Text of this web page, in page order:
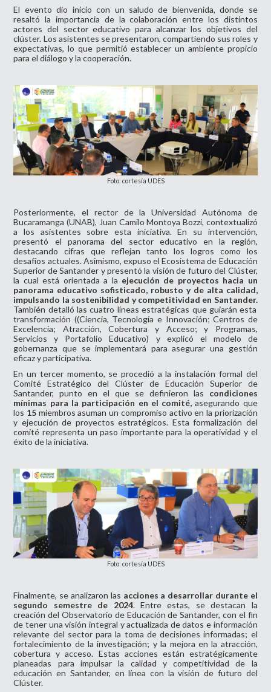
El evento dio inicio con un saludo de bienvenida, donde se
resaltó la importancia de la colaboración entre los distintos
actores del sector educativo para alcanzar los objetivos del
clúster. Los asistentes se presentaron, compartiendo sus roles y
expectativas, lo que permitió establecer un ambiente propicio
para el diálogo y la cooperación.
Foto: cortesía UDES
Posteriormente, el rector de la Universidad Autónoma de
Bucaramanga (UNAB), Juan Camilo Montoya Bozzi, contextualizó
a los asistentes sobre esta iniciativa. En su intervención,
presentó el panorama del sector educativo en la región,
destacando cifras que reflejan tanto los logros como los
desafíos actuales. Asimismo, expuso el Ecosistema de Educación
Superior de Santander y presentó la visión de futuro del Clúster,
la cual está orientada a la ejecución de proyectos hacia un
panorama educativo sofisticado, robusto y de alta calidad,
impulsando la sostenibilidad y competitividad en Santander.
También detalló las cuatro líneas estratégicas que guiarán esta
transformación ((Ciencia, Tecnología e Innovación; Centros de
Excelencia; Atracción, Cobertura y Acceso; y Programas,
Servicios y Portafolio Educativo) y explicó el modelo de
gobernanza que se implementará para asegurar una gestión
eficaz y participativa.
En un tercer momento, se procedió a la instalación formal del
Comité Estratégico del Clúster de Educación Superior de
Santander, punto en el que se definieron las condiciones
mínimas para la participación en el comité, asegurando que
los 15 miembros asuman un compromiso activo en la priorización
y ejecución de proyectos estratégicos. Esta formalización del
comité representa un paso importante para la operatividad y el
éxito de la iniciativa.
Foto: cortesía UDES
Finalmente, se analizaron las acciones a desarrollar durante el
segundo semestre de 2024. Entre estas, se destacan la
creación del Observatorio de Educación de Santander, con el fin
de tener una visión integral y actualizada de datos e información
relevante del sector para la toma de decisiones informadas; el
fortalecimiento de la investigación; y la mejora en la atracción,
cobertura y acceso. Estas acciones están estratégicamente
planeadas para impulsar la calidad y competitividad de la
educación en Santander, en línea con la visión de futuro del
Clúster.